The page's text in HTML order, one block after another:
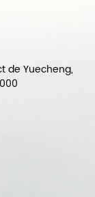
de Yuecheng,